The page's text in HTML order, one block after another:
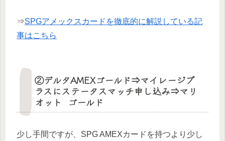
⇒SPGアメックスカードを徹底的に解説している記
事はこちら
②デルタAMEXゴールド⇒マイレージプ
ラスにステータスマッチ申し込み⇒マリ
オット ゴールド
少し手間ですが、SPG AMEXカードを持つより少し